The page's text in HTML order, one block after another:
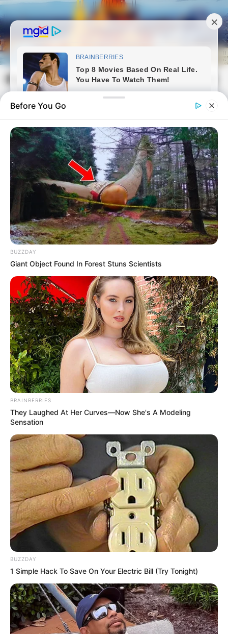
Skip
to
content
Magyarvilag.com
Search
Posted
in
Friss hírek
Indul a megemelt decemberi
nyugdíjak utalása – ilyen
pluszbevételekre számíthatnak
még az idősek az év elején
bySzerző • December 3, 2025
Indul a megemelt decemberi nyugdíjak utalása –
ilyen pluszbevételekre számíthatnak még az idősek
Before You Go
BUZZDAY
Giant Object Found In Forest Stuns Scientists
BRAINBERRIES
They Laughed At Her Curves—Now She's A Modeling
Sensation
BUZZDAY
1 Simple Hack To Save On Your Electric Bill (Try Tonight)